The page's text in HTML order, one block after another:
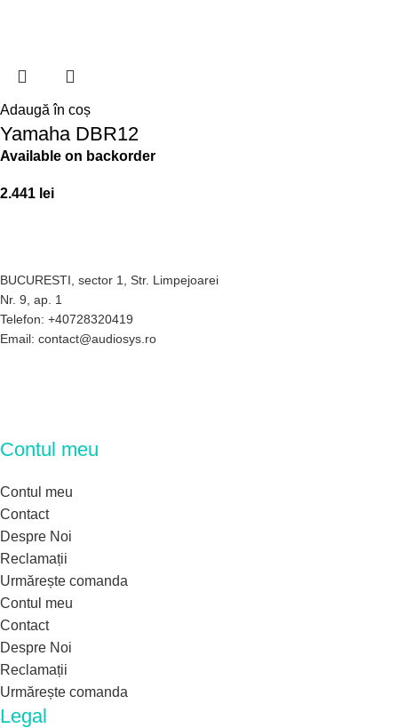
Adaugă în coș
Yamaha DBR12
Available on backorder
2.441 lei
BUCURESTI, sector 1, Str. Limpejoarei
Nr. 9, ap. 1
Telefon: +40728320419
Email: contact@audiosys.ro
Contul meu
Contul meu
Contact
Despre Noi
Reclamații
Urmărește comanda
Contul meu
Contact
Despre Noi
Reclamații
Urmărește comanda
Legal